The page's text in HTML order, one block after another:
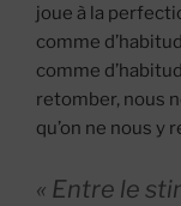
joue à la
comme
comme
retomber, nous
qu’on ne nous y
« Entre le